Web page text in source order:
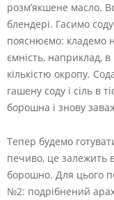
розм’якшене масло.
блендері. Гасимо
пояснюємо: кладемо
ємність, наприклад, в
кількістю окропу.
гашену соду і сіль в
борошна і знову
Тепер будемо
печиво, це залежить
борошно. Для цього
№2: подрібнений